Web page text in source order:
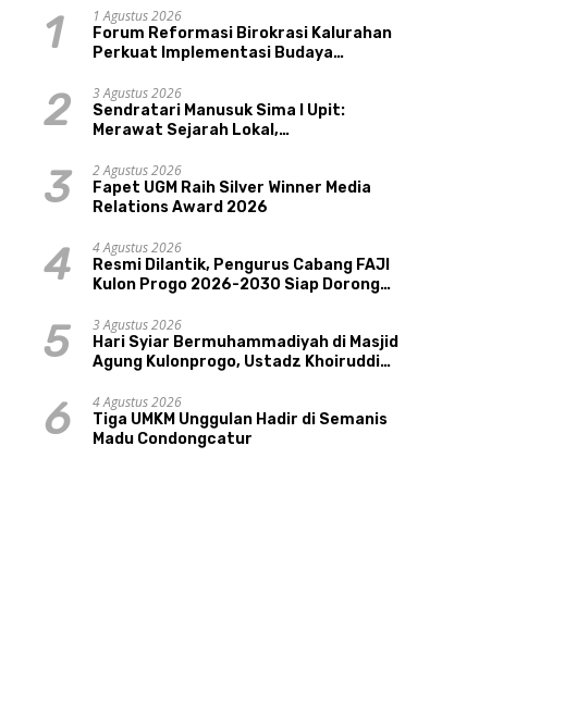
1
1 Agustus 2026
Forum Reformasi Birokrasi Kalurahan
Perkuat Implementasi Budaya
Kepamongan DIY
2
3 Agustus 2026
Sendratari Manusuk Sima I Upit:
Merawat Sejarah Lokal,
Pariwisata, dan Ekologi Klaten
3
2 Agustus 2026
Fapet UGM Raih Silver Winner Media
Relations Award 2026
4
4 Agustus 2026
Resmi Dilantik, Pengurus Cabang FAJI
Kulon Progo 2026-2030 Siap Dorong
Sungai Progo
5
3 Agustus 2026
Hari Syiar Bermuhammadiyah di Masjid
Agung Kulonprogo, Ustadz Khoiruddin
Sakinah Adalah Agama
6
4 Agustus 2026
Tiga UMKM Unggulan Hadir di Semanis
Madu Condongcatur